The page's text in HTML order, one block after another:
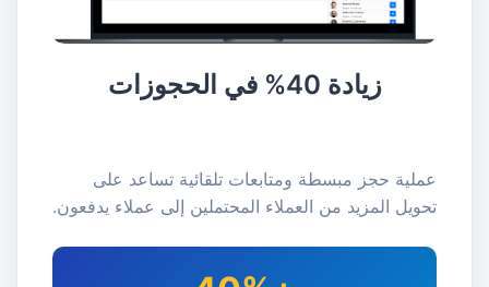
زيادة 40% في الحجوزات
عملية حجز مبسطة ومتابعات تلقائية تساعد على
تحويل المزيد من العملاء المحتملين إلى عملاء يدفعون.